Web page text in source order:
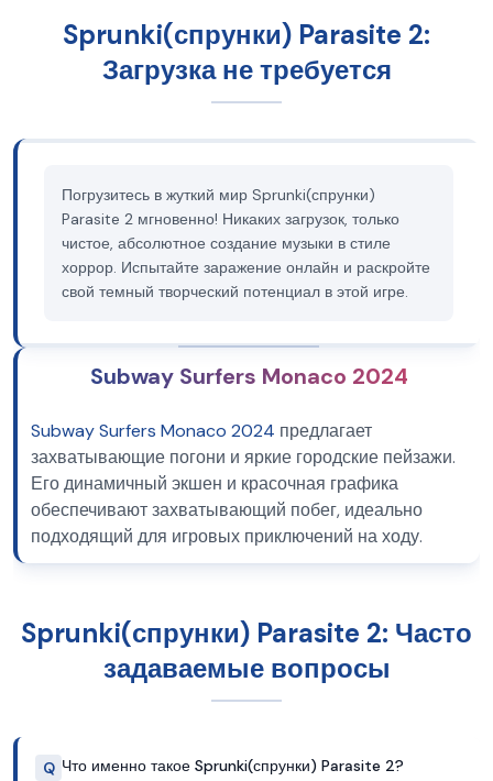
Sprunki(спрунки) Parasite 2:
Загрузка не требуется
Погрузитесь в жуткий мир Sprunki(спрунки)
Parasite 2 мгновенно! Никаких загрузок, только
чистое, абсолютное создание музыки в стиле
хоррор. Испытайте заражение онлайн и раскройте
свой темный творческий потенциал в этой игре.
Subway Surfers Monaco 2024
Subway Surfers Monaco 2024 предлагает
захватывающие погони и яркие городские пейзажи.
Его динамичный экшен и красочная графика
обеспечивают захватывающий побег, идеально
подходящий для игровых приключений на ходу.
Sprunki(спрунки) Parasite 2: Часто
задаваемые вопросы
Q Что именно такое Sprunki(спрунки) Parasite 2?